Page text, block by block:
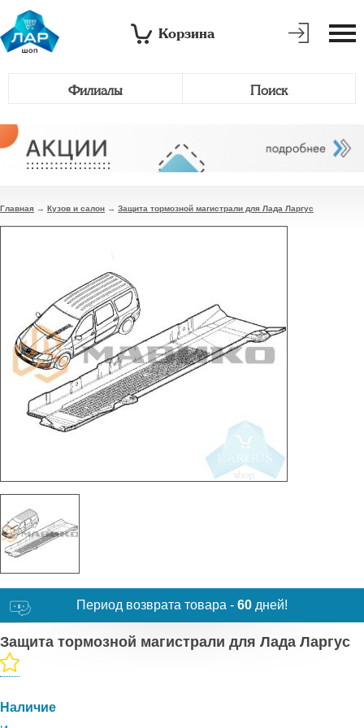
Корзина
Филиалы Поиск
Главная → Кузов и салон → Защита тормозной магистрали для Лада Ларгус
Период возврата товара - 60 дней!
Защита тормозной магистрали для Лада Ларгус
Наличие